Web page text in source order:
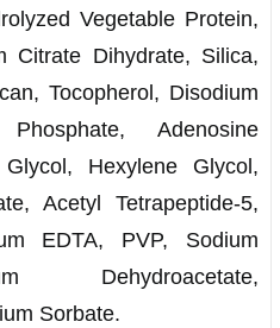
Vegetable Protein,
Citrate Dihydrate, Silica,
Tocopherol, Disodium
Adenosine
Hexylene Glycol,
Acetyl Tetrapeptide-5,
EDTA, PVP, Sodium
Dehydroacetate,
Sorbate.